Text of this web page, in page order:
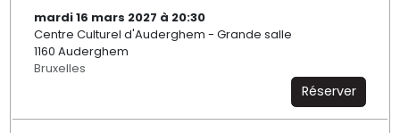
mardi 16 mars 2027 à 20:30
Centre Culturel d'Auderghem - Grande salle
1160 Auderghem
Bruxelles
Réserver